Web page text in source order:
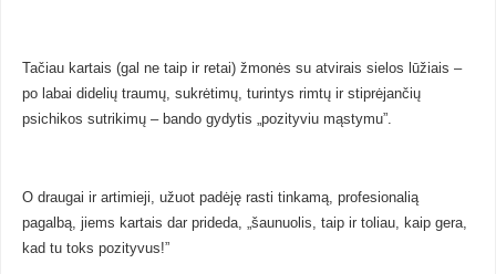
Tačiau kartais (gal ne taip ir retai) žmonės su atvirais sielos lūžiais –
po labai didelių traumų, sukrėtimų, turintys rimtų ir stiprėjančių
psichikos sutrikimų – bando gydytis „pozityviu mąstymu”.
O draugai ir artimieji, užuot padėję rasti tinkamą, profesionalią
pagalbą, jiems kartais dar prideda, „šaunuolis, taip ir toliau, kaip gera,
kad tu toks pozityvus!”